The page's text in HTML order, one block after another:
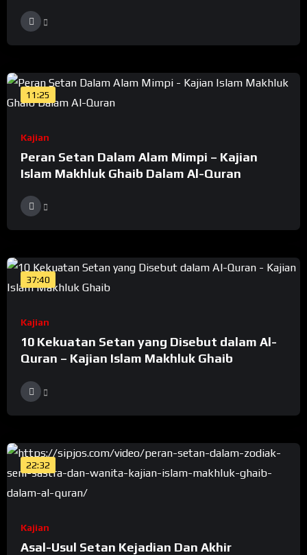
11:25
Kajian
Peran Setan Dalam Alam Mimpi – Kajian
Islam Makhluk Ghaib Dalam Al-Quran
37:40
Kajian
10 Kekuatan Setan yang Disebut dalam Al-
Quran – Kajian Islam Makhluk Ghaib
22:32
Kajian
Asal-Usul Setan Kejadian Dan Akhir